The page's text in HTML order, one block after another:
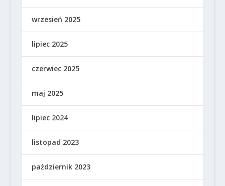
wrzesień 2025
lipiec 2025
czerwiec 2025
maj 2025
lipiec 2024
listopad 2023
październik 2023